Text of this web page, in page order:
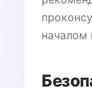
началом